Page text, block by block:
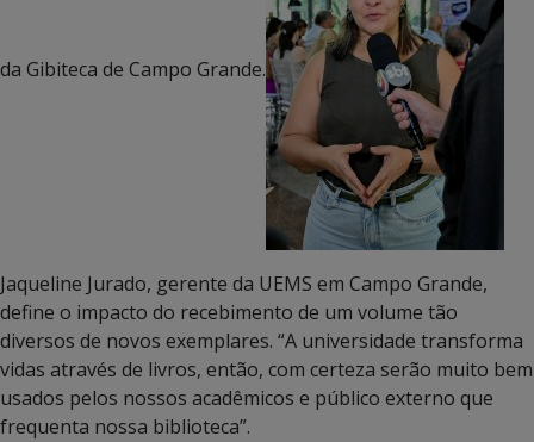
da Gibiteca de Campo Grande.
Jaqueline Jurado, gerente da UEMS em Campo Grande,
define o impacto do recebimento de um volume tão
diversos de novos exemplares. “A universidade transforma
vidas através de livros, então, com certeza serão muito bem
usados pelos nossos acadêmicos e público externo que
frequenta nossa biblioteca”.